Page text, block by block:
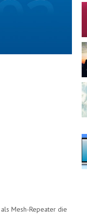
Mesh-Repeater die